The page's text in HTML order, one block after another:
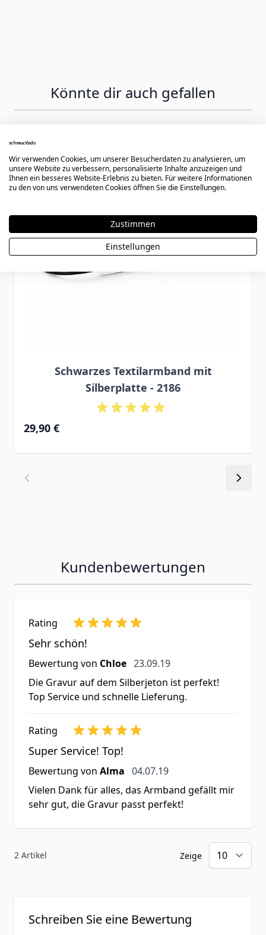
Könnte dir auch gefallen
Schwarzes Textilarmband mit
Silberplatte - 2186
29,90 €
Kundenbewertungen
Rating
Sehr schön!
Bewertung von Chloe 23. September 2019
23.09.19
Die Gravur auf dem Silberjeton ist perfekt!
Top Service und schnelle Lieferung.
Rating
Super Service! Top!
Bewertung von Alma 4. Juli 2019
04.07.19
Vielen Dank für alles, das Armband gefällt mir
sehr gut, die Gravur passt perfekt!
2 Artikel Zeige
Schreiben Sie eine Bewertung
Wir verwenden Cookies, um unserer Besucherdaten zu analysieren, um
unsere Website zu verbessern, personalisierte Inhalte anzuzeigen und
Ihnen ein besseres Website-Erlebnis zu bieten. Für weitere Informationen
zu den von uns verwendeten Cookies öffnen Sie die Einstellungen.
Zustimmen
Einstellungen